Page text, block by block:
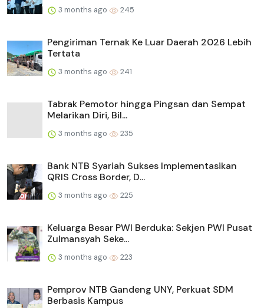
3 months ago 245
Pengiriman Ternak Ke Luar Daerah 2026 Lebih
Tertata
3 months ago 241
Tabrak Pemotor hingga Pingsan dan Sempat
Melarikan Diri, Bil...
3 months ago 235
Bank NTB Syariah Sukses Implementasikan
QRIS Cross Border, D...
3 months ago 225
Keluarga Besar PWI Berduka: Sekjen PWI Pusat
Zulmansyah Seke...
3 months ago 223
Pemprov NTB Gandeng UNY, Perkuat SDM
Berbasis Kampus